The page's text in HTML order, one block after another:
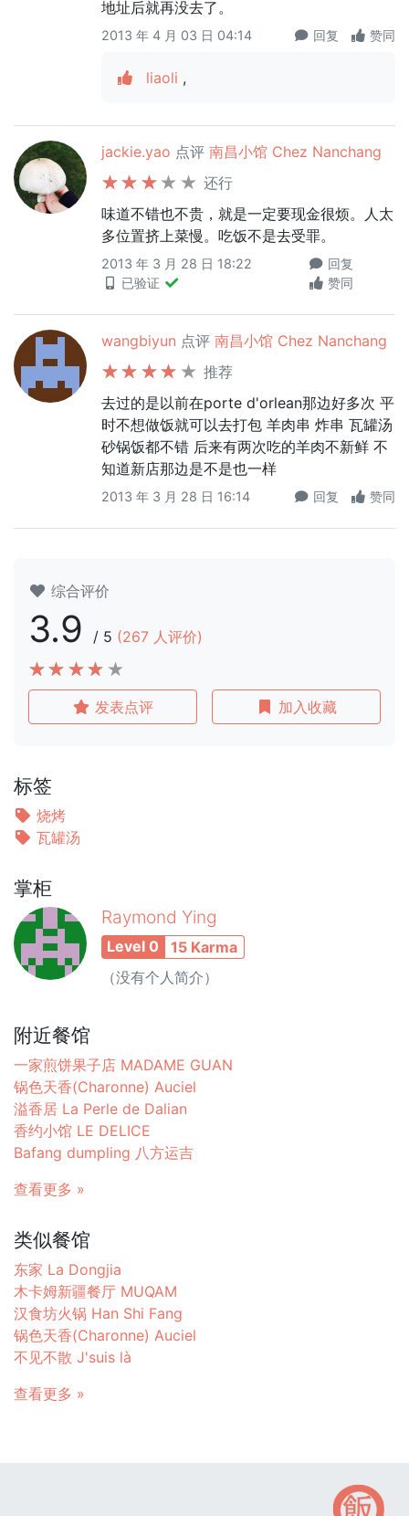
地址后就再没去了。
2013 年 4 月 03 日 04:14 回复 赞同
liaoli ,
jackie.yao 点评 南昌小馆 Chez Nanchang
还行
味道不错也不贵，就是一定要现金很烦。人太
多位置挤上菜慢。吃饭不是去受罪。
2013 年 3 月 28 日 18:22
已验证
回复
赞同
wangbiyun 点评 南昌小馆 Chez Nanchang
推荐
去过的是以前在porte d'orlean那边好多次 平
时不想做饭就可以去打包 羊肉串 炸串 瓦罐汤
砂锅饭都不错 后来有两次吃的羊肉不新鲜 不
知道新店那边是不是也一样
2013 年 3 月 28 日 16:14 回复 赞同
综合评价
3.9 / 5 (267 人评价)
发表点评 加入收藏
标签
烧烤
瓦罐汤
掌柜
Raymond Ying
Level 0
15 Karma
（没有个人简介）
附近餐馆
一家煎饼果子店 MADAME GUAN
锅色天香(Charonne) Auciel
溢香居 La Perle de Dalian
香约小馆 LE DELICE
Bafang dumpling 八方运吉
查看更多 »
类似餐馆
东家 La Dongjia
木卡姆新疆餐厅 MUQAM
汉食坊火锅 Han Shi Fang
锅色天香(Charonne) Auciel
不见不散 J'suis là
查看更多 »